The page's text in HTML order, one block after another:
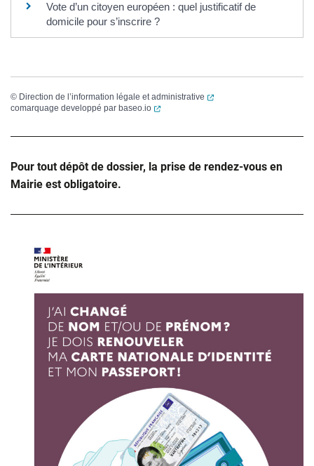
Vote d’un citoyen européen : quel justificatif de
domicile pour s’inscrire ?
© Direction de l’information légale et administrative
(ouverture dans un
comarquage developpé par baseo.io (ouverture dans un nouvel onglet)
Pour tout dépôt de dossier, la prise de rendez-vous en
Mairie est obligatoire.